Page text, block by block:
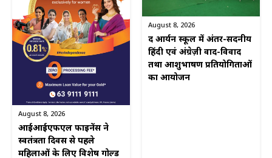
August 8, 2026
आईआईएफएल फाइनेंस ने
स्वतंत्रता दिवस से पहले
महिलाओं के लिए विशेष गोल्ड
August 8, 2026
द आर्यन स्कूल में अंतर-सदनीय
हिंदी एवं अंग्रेज़ी वाद-विवाद
तथा आशुभाषण प्रतियोगिताओं
का आयोजन